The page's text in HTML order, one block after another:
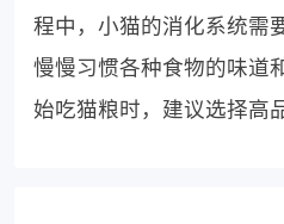
程中，小猫的消化系统需
慢慢习惯各种食物的味道
始吃猫粮时，建议选择高